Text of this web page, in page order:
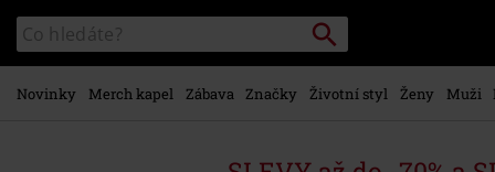
hlavnímu
obsahu
Katalog
vyhledávání
Vyhledávání
Novinky Merch kapel Zábava Značky Životní styl Ženy Muži